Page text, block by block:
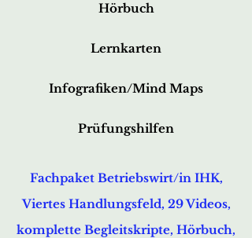
Hörbuch
Lernkarten
Infografiken/Mind Maps
Prüfungshilfen
Fachpaket Betriebswirt/in IHK,
Viertes Handlungsfeld, 29 Videos,
komplette Begleitskripte, Hörbuch,